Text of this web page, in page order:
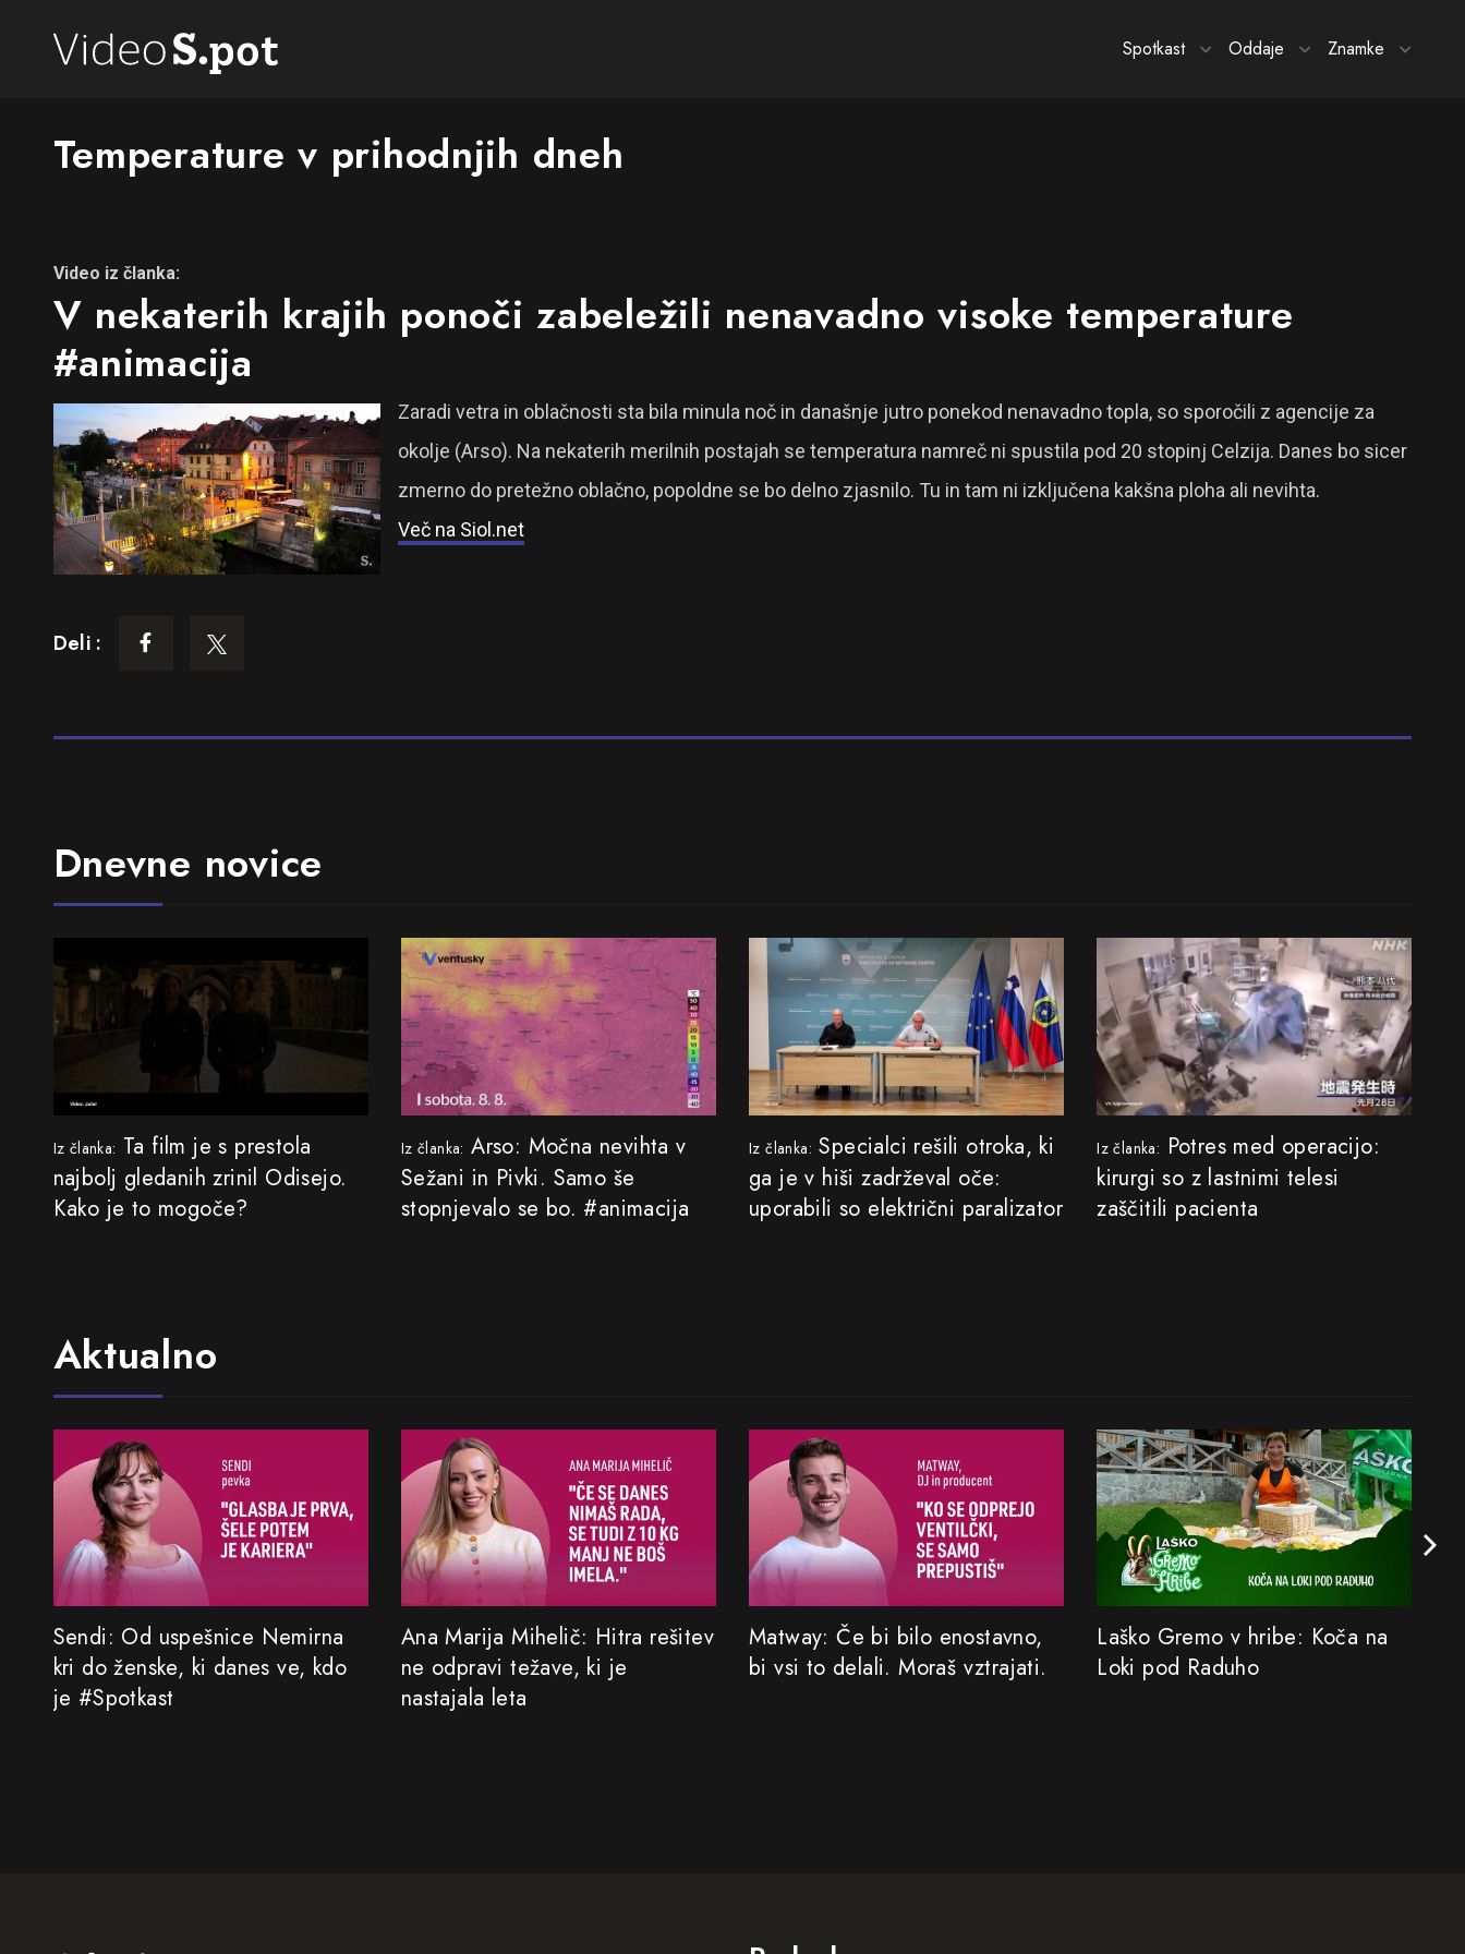
Spotkast Oddaje Znamke
Temperature v prihodnjih dneh
Video iz članka:
V nekaterih krajih ponoči zabeležili nenavadno visoke temperature
#animacija
Zaradi vetra in oblačnosti sta bila minula noč in današnje jutro ponekod nenavadno topla, so sporočili z agencije za
okolje (Arso). Na nekaterih merilnih postajah se temperatura namreč ni spustila pod 20 stopinj Celzija. Danes bo sicer
zmerno do pretežno oblačno, popoldne se bo delno zjasnilo. Tu in tam ni izključena kakšna ploha ali nevihta.
Več na Siol.net
Deli :
Dnevne novice
Iz članka: Ta film je s prestola
najbolj gledanih zrinil Odisejo.
Kako je to mogoče?
Iz članka: Arso: Močna nevihta v
Sežani in Pivki. Samo še
stopnjevalo se bo. #animacija
Iz članka: Specialci rešili otroka, ki
ga je v hiši zadrževal oče:
uporabili so električni paralizator
Iz članka: Potres med operacijo:
kirurgi so z lastnimi telesi
zaščitili pacienta
Aktualno
Sendi: Od uspešnice Nemirna
kri do ženske, ki danes ve, kdo
je #Spotkast
Ana Marija Mihelič: Hitra rešitev
ne odpravi težave, ki je
nastajala leta
Matway: Če bi bilo enostavno,
bi vsi to delali. Moraš vztrajati.
Laško Gremo v hribe: Koča na
Loki pod Raduho